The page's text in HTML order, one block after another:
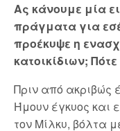
Ας κάνουμε μία
πράγματα για
προέκυψε η
κατοικίδιων;
Πριν από ακριβώς
Ήμουν έγκυος και
τον Μίλκυ, βόλτα